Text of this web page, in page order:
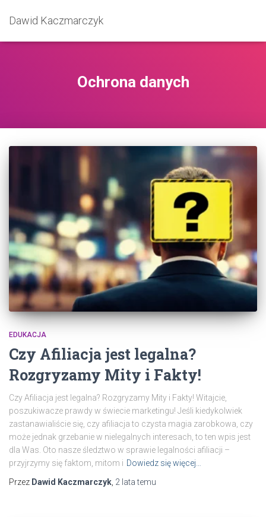
Dawid Kaczmarczyk
Ochrona danych
EDUKACJA
Czy Afiliacja jest legalna?
Rozgryzamy Mity i Fakty!
Czy Afiliacja jest legalna? Rozgryzamy Mity i Fakty! Witajcie,
poszukiwacze prawdy w świecie marketingu! Jeśli kiedykolwiek
zastanawialiście się, czy afiliacja to czysta magia zarobkowa, czy
może jednak grzebanie w nielegalnych interesach, to ten wpis jest
dla Was. Oto nasze śledztwo w sprawie legalności afiliacji –
przyjrzymy się faktom, mitom i Dowiedz się więcej…
Przez Dawid Kaczmarczyk 2 latatemu